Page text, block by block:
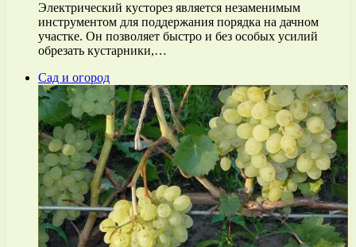
Электрический кусторез является незаменимым
инструментом для поддержания порядка на дачном
участке. Он позволяет быстро и без особых усилий
обрезать кустарники,…
Сад и огород